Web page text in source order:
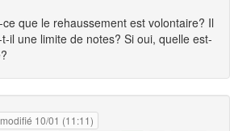
ce que le rehaussement est volontaire? Il
il une limite de notes? Si oui, quelle est-
modifié 10/01 (11:11)